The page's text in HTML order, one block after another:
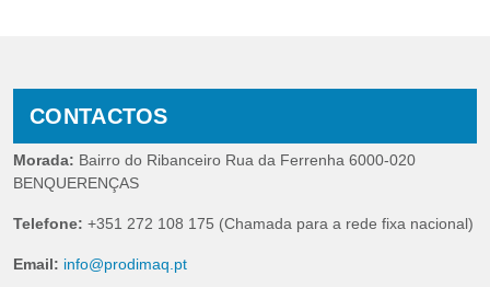
CONTACTOS
Morada: Bairro do Ribanceiro Rua da Ferrenha 6000-020
BENQUERENÇAS
Telefone: +351 272 108 175 (Chamada para a rede fixa nacional)
Email: info@prodimaq.pt